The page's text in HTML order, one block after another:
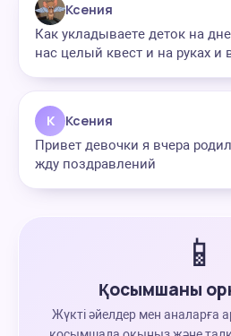
Ксения
Как укладываете деток на
нас целый квест и на руках и
К Ксения
Привет девочки я вчера
жду поздравлений
📱
Қосымшаны
Жүкті әйелдер мен аналарға